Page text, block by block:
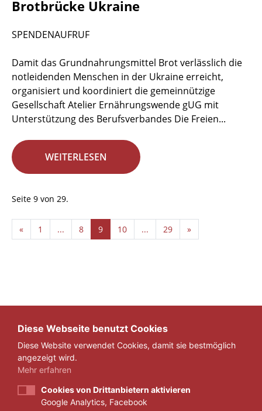
Brotbrücke Ukraine
SPENDENAUFRUF
Damit das Grundnahrungsmittel Brot verlässlich die
notleidenden Menschen in der Ukraine erreicht,
organisiert und koordiniert die gemeinnützige
Gesellschaft Atelier Ernährungswende gUG mit
Unterstützung des Berufsverbandes Die Freien...
WEITERLESEN
Seite 9 von 29.
« 1 ... 8 9 10 ... 29 »
Diese Webseite benutzt Cookies
Diese Website verwendet Cookies, damit sie bestmöglich
angezeigt wird.
Mehr erfahren
Cookies von Drittanbietern aktivieren
Google Analytics, Facebook